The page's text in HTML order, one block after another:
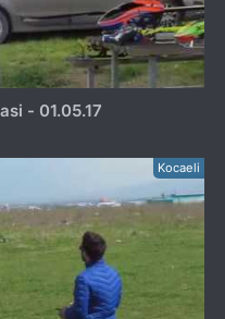
- 01.05.17
Kocaeli